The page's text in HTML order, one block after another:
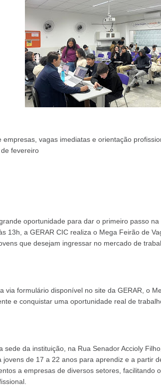
empresas, vagas imediatas e orientação
fevereiro
oportunidade para dar o primeiro passo
13h, a GERAR CIC realiza o Mega Feirão de
que desejam ingressar no mercado de
via formulário disponível no site da GERAR, o
e conquistar uma oportunidade real de
sede da instituição, na Rua Senador Accioly
jovens de 17 a 22 anos para aprendiz e a partir
a empresas de diversos setores, facilitando